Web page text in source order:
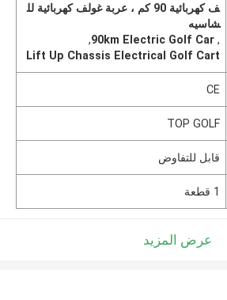
ف كهربائية 90 كم ، عربة غولف كهربائية لل
شاسيه
,
90km Electric Golf Car
,
Lift Up Chassis Electrical Golf Cart
CE
TOP GOLF
قابل للتفاوض
1 قطعة
عرض المزيد